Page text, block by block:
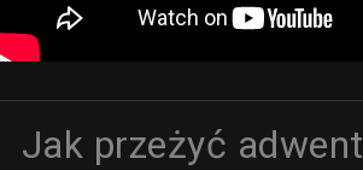
Jak przeżyć adwent